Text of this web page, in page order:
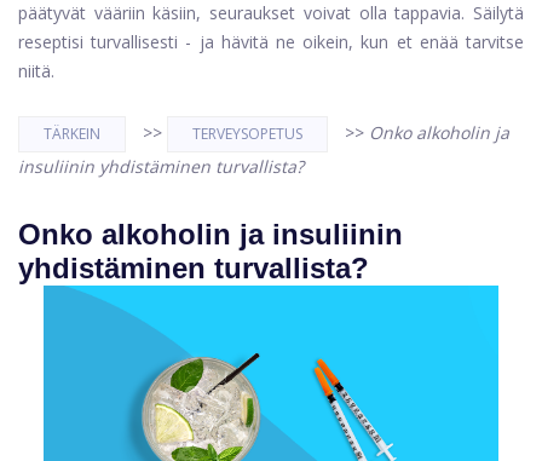
päätyvät vääriin käsiin, seuraukset voivat olla tappavia. Säilytä
reseptisi turvallisesti - ja hävitä ne oikein, kun et enää tarvitse
niitä.
TÄRKEIN >> TERVEYSOPETUS >> Onko alkoholin ja
insuliinin yhdistäminen turvallista?
Onko alkoholin ja insuliinin
yhdistäminen turvallista?